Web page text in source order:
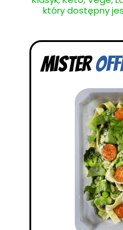
Mister
który dostępny